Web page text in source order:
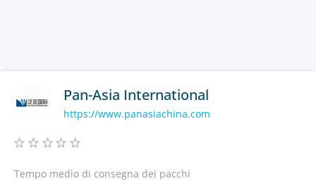
Pan-Asia International
https://www.panasiachina.com
Tempo medio di consegna dei pacchi